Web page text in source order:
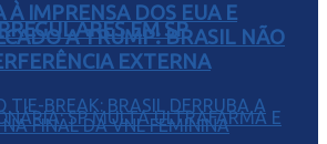
EM SP
À IMPRENSA DOS EUA E
A TRUMP: BRASIL NÃO
EXTERNA